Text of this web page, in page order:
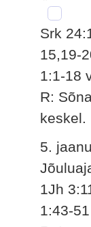
Srk
15,19-
1:1-18
R:
keskel.
5.
1Jh
1:43-51